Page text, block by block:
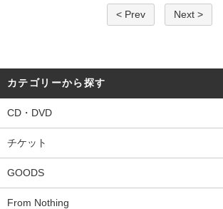
< Prev Next >
カテゴリーから探す
CD・DVD
チケット
GOODS
From Nothing